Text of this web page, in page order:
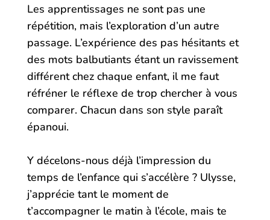
Les apprentissages ne sont pas une
répétition, mais l’exploration d’un autre
passage. L’expérience des pas hésitants et
des mots balbutiants étant un ravissement
différent chez chaque enfant, il me faut
réfréner le réflexe de trop chercher à vous
comparer. Chacun dans son style paraît
épanoui.
Y décelons-nous déjà l’impression du
temps de l’enfance qui s’accélère ? Ulysse,
j’apprécie tant le moment de
t’accompagner le matin à l’école, mais te